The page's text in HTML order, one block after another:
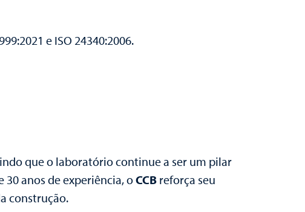
e ISO 24340:2006.
que o laboratório continue a ser um pilar
anos de experiência, oCCB reforça seu
construção.